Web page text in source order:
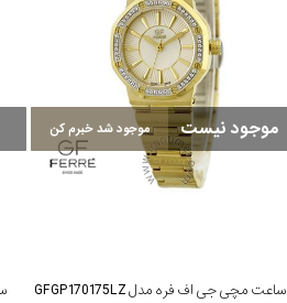
موجود نیست موجود شد خبرم کن
ساعت مچی جی اف فره مدل GFGP170175LZ